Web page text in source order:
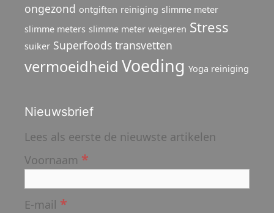
ongezond ontgiften reiniging slimme meter
slimme meters slimme meter weigeren Stress
suiker Superfoods transvetten
vermoeidheid Voeding Yoga reiniging
Nieuwsbrief
Lees als eerste de nieuwste artikelen
Voornaam *
E-mail *